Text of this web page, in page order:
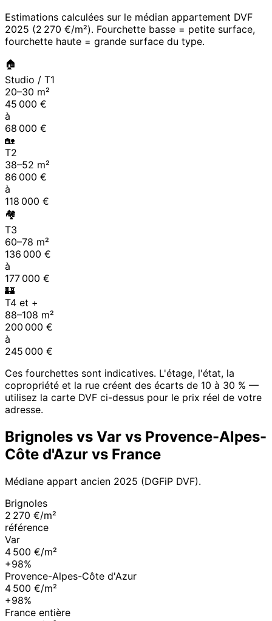
Estimations calculées sur le médian appartement DVF
2025 (2 270 €/m²). Fourchette basse = petite surface,
fourchette haute = grande surface du type.
🏠
Studio / T1
20–30 m²
45 000 €
à
68 000 €
🏡
T2
38–52 m²
86 000 €
à
118 000 €
🏘
T3
60–78 m²
136 000 €
à
177 000 €
🏰
T4 et +
88–108 m²
200 000 €
à
245 000 €
Ces fourchettes sont indicatives. L'étage, l'état, la
copropriété et la rue créent des écarts de 10 à 30 % —
utilisez la carte DVF ci-dessus pour le prix réel de votre
adresse.
Brignoles vs Var vs Provence-Alpes-
Côte d'Azur vs France
Médiane appart ancien 2025 (DGFiP DVF).
Brignoles
2 270 €/m²
référence
Var
4 500 €/m²
+98%
Provence-Alpes-Côte d'Azur
4 500 €/m²
+98%
France entière